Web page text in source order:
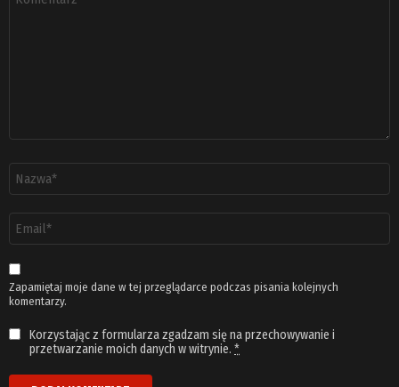
email
*
Zapamiętaj moje dane w tej przeglądarce podczas pisania kolejnych
komentarzy.
Korzystając z formularza zgadzam się na przechowywanie i
przetwarzanie moich danych w witrynie. *